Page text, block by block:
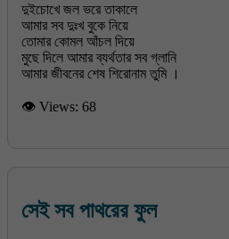
দুইচোখে জল ভরে তাকালে
আমার সব দুঃখ বুকে নিয়ে
তোমার কোমল আঁচল দিয়ে
মুছে দিলে আমার ব্যর্থতার সব গ্লানি
👁 Views: 68
সেই সব পাথরের ফুল